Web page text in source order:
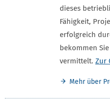
dieses
Fähigkeit,
erfolgreich
bekommen
vermittelt. Zur
Mehr über